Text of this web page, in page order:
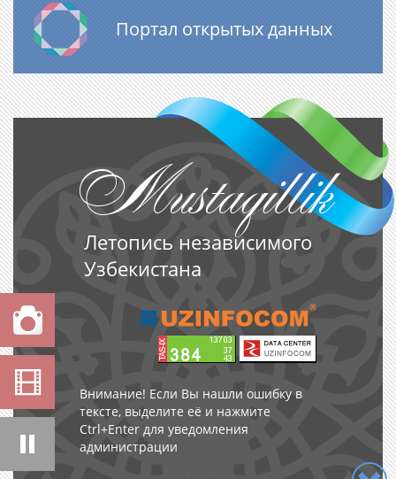
Портал открытых данных
Mustaqillik
Летопись независимого
Узбекистана
Внимание! Если Вы нашли ошибку в
тексте, выделите её и нажмите
Ctrl+Enter для уведомления
администрации